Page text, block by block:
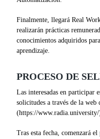
Finalmente, llegará Real
realizarán prácticas
conocimientos adquiridos
aprendizaje.
PROCESO DE
Las interesadas en participar
solicitudes a través de la web
(https://
Tras esta fecha, comenzará